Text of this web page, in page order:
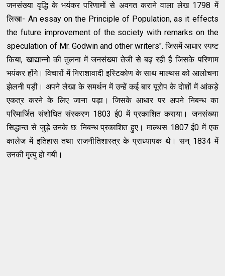
जनसंख्या वृद्धि के भयंकर परिणामों से अवगत कराने वाला लेख 1798 में
लिखा- An essay on the Principle of Population, as it effects
the future improvement of the society with remarks on the
speculation of Mr. Godwin and other writers". जिसमें आधार स्पष्ट
किया, खाद्यान्नो की तुलना में जनसंख्या तेजी से बढ़ रही है जिसके परिणाम
भयंकर होंगे। विचारों में निराशावादी इस्टिकोण के साथ माल्थस को आलोचना
झेलनी पड़ी। अपने लेखा के समर्थन में उन्हें कई बार यूरोप के दोशों में आंकड़े
एकत्र करने के लिए जाना पड़ा। जिसके आधार पर अपने निबन्ध का
परिमार्जित संशोधित संस्करण 1803 ई0 में प्रकाशित कराया। जनसंख्या
सिद्धान्त से जुड़े उनके छ: निबन्ध प्रकाशित हुए। माल्थस 1807 ई0 में एक
कालेज में इतिहास तथा राजनीतिशास्त्र के प्राध्यापक थे। सन् 1834 में
उनकी मृत्यु हो गयी।